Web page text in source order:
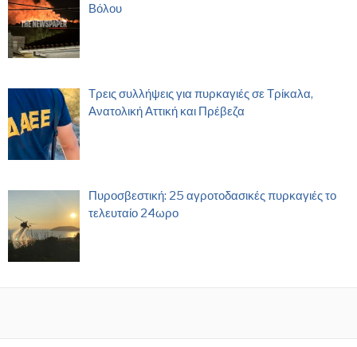
Βόλου
Τρεις συλλήψεις για πυρκαγιές σε Τρίκαλα,
Ανατολική Αττική και Πρέβεζα
Πυροσβεστική: 25 αγροτοδασικές πυρκαγιές το
τελευταίο 24ωρο